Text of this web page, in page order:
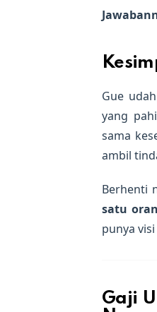
Gue
yang
sama
ambil
Berhenti
satu
punya
Gaji